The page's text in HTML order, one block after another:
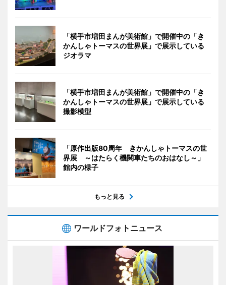
「横手市増田まんが美術館」で開催中の「き
かんしゃトーマスの世界展」で展示している
ジオラマ
「横手市増田まんが美術館」で開催中の「き
かんしゃトーマスの世界展」で展示している
撮影模型
「原作出版80周年 きかんしゃトーマスの世
界展 ～はたらく機関車たちのおはなし～」
館内の様子
もっと見る
ワールドフォトニュース